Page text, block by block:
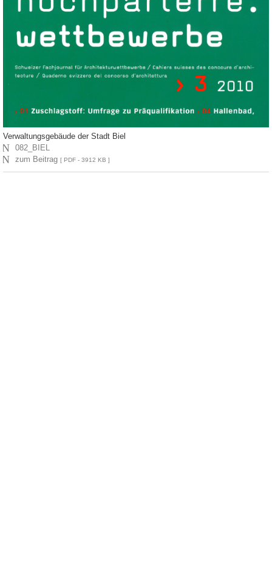
Verwaltungsgebäude der Stadt Biel
N 082_BIEL
N zum Beitrag[ PDF - 3912 KB ]